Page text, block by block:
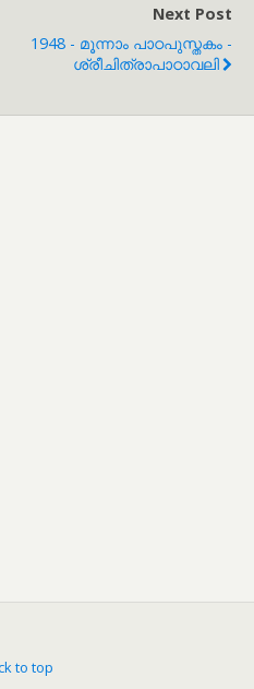
Next Post
1948 - മൂന്നാം പാഠപുസ്തകം -
ശ്രീചിത്രാപാഠാവലി
to top